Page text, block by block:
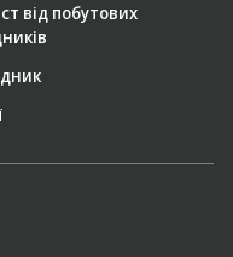
від побутових